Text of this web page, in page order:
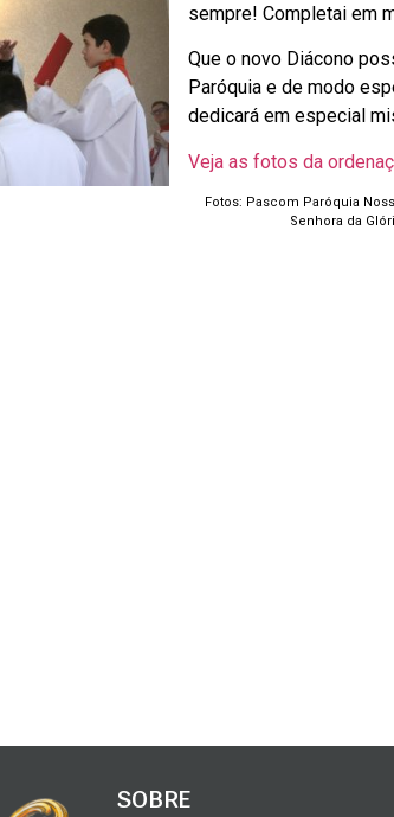
sempre! Completai em
Que o novo Diácono
Paróquia e de modo
dedicará em especial
Veja as fotos da
Fotos: Pascom Paróquia
Senhora da
SOBRE